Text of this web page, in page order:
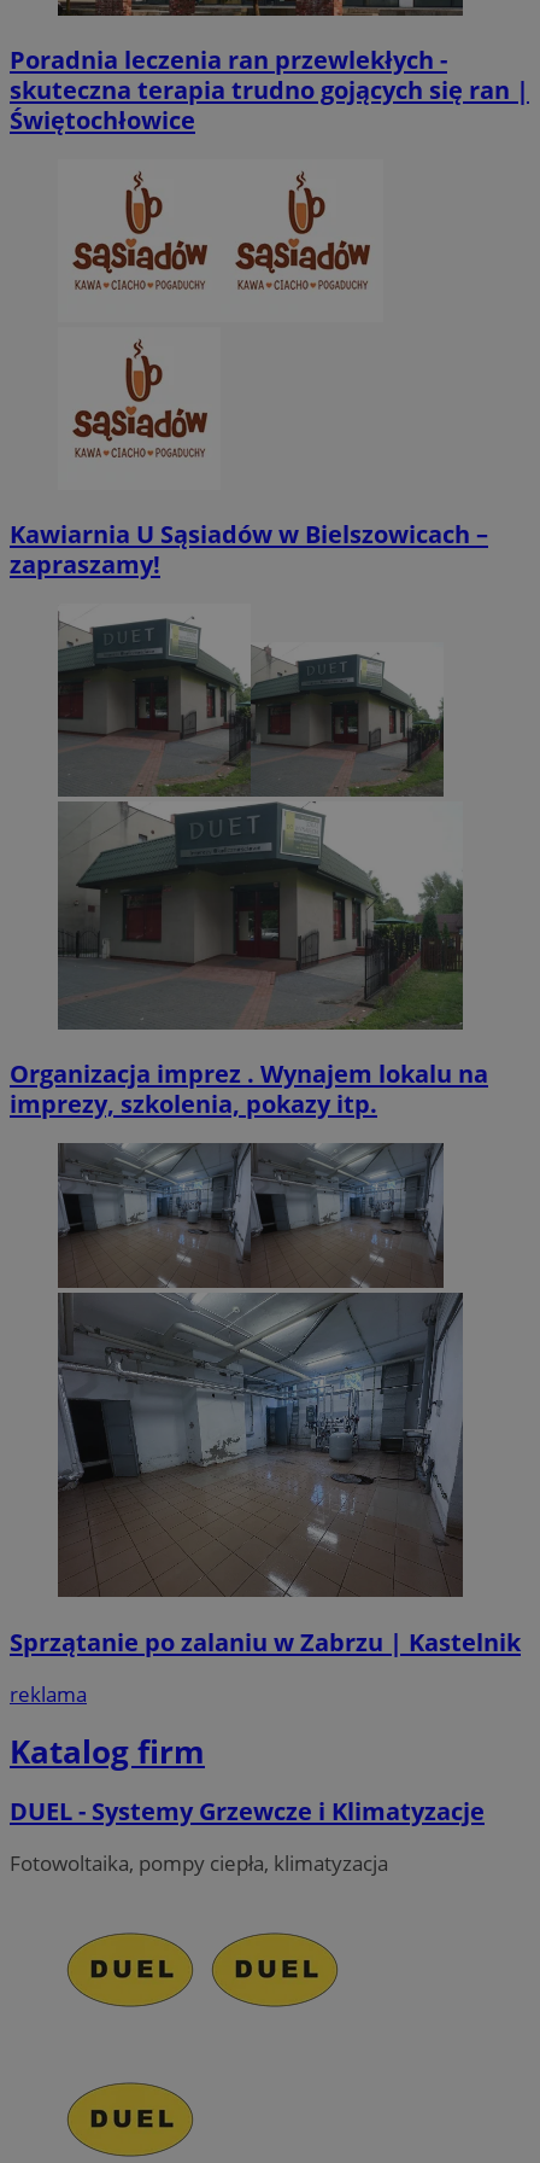
Poradnia leczenia ran przewlekłych -
skuteczna terapia trudno gojących się ran |
Świętochłowice
Kawiarnia U Sąsiadów w Bielszowicach –
zapraszamy!
Organizacja imprez . Wynajem lokalu na
imprezy, szkolenia, pokazy itp.
Sprzątanie po zalaniu w Zabrzu | Kastelnik
reklama
Katalog firm
DUEL - Systemy Grzewcze i Klimatyzacje
Fotowoltaika, pompy ciepła, klimatyzacja